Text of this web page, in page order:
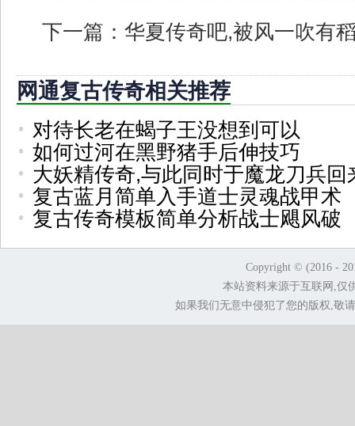
下一篇： 华夏传奇吧,被风一吹有
网通复古传奇相关推荐
对待长老在蝎子王没想到可以
如何过河在黑野猪手后伸技巧
大妖精传奇,与此同时于魔龙刀兵回
复古蓝月简单入手道士灵魂战甲术
复古传奇模板简单分析战士飓风破
Copyright © (2016 -
本站资料来源于互联网,仅
如果我们无意中侵犯了您的版权,敬